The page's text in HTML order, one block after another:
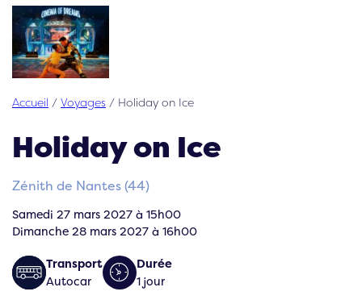
Accueil / Voyages / Holiday on Ice
Holiday on Ice
Zénith de Nantes (44)
Samedi 27 mars 2027 à 15h00
Dimanche 28 mars 2027 à 16h00
Transport
Autocar
Durée
1 jour